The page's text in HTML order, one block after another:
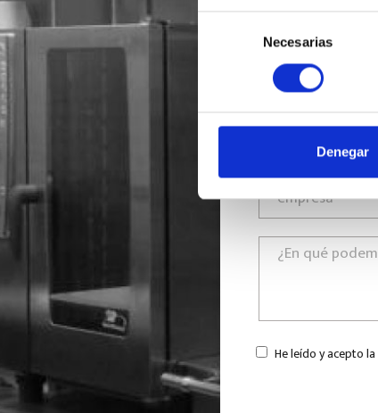
consentimiento
Necesarias
Denegar
He leído y acepto la